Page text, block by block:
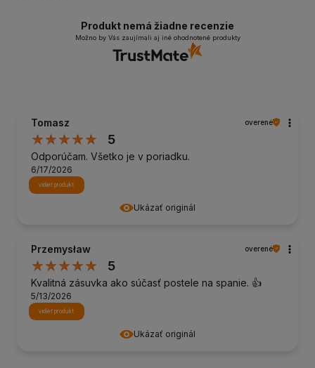
Produkt nemá žiadne recenzie
Možno by Vás zaujímali aj iné ohodnotené produkty
Ukázať originál
Tomasz overené
5
Odporúčam. Všetko je v poriadku.
6/17/2026
vidieť produkt
Ukázať originál
Przemysław overené
5
Kvalitná zásuvka ako súčasť postele na spanie. 👍️
5/13/2026
vidieť produkt